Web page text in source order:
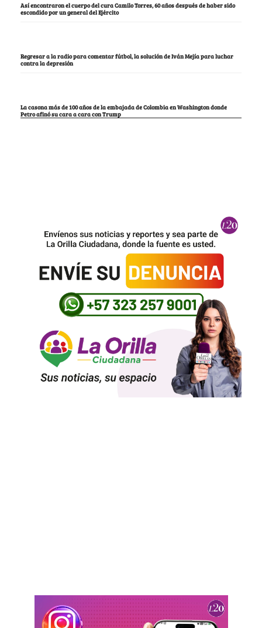
Así encontraron el cuerpo del cura Camilo Torres, 60 años después de haber sido
escondido por un general del Ejército
Regresar a la radio para comentar fútbol, la solución de Iván Mejía para luchar
contra la depresión
La casona más de 100 años de la embajada de Colombia en Washington donde
Petro afinó su cara a cara con Trump